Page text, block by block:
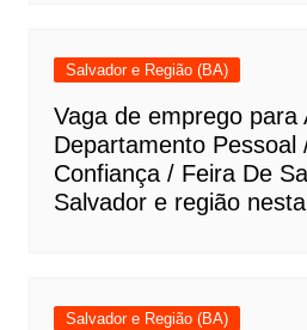
Salvador e Região (BA)
Vaga de emprego para
Departamento Pessoal
Confiança / Feira De
Salvador e região
Salvador e Região (BA)